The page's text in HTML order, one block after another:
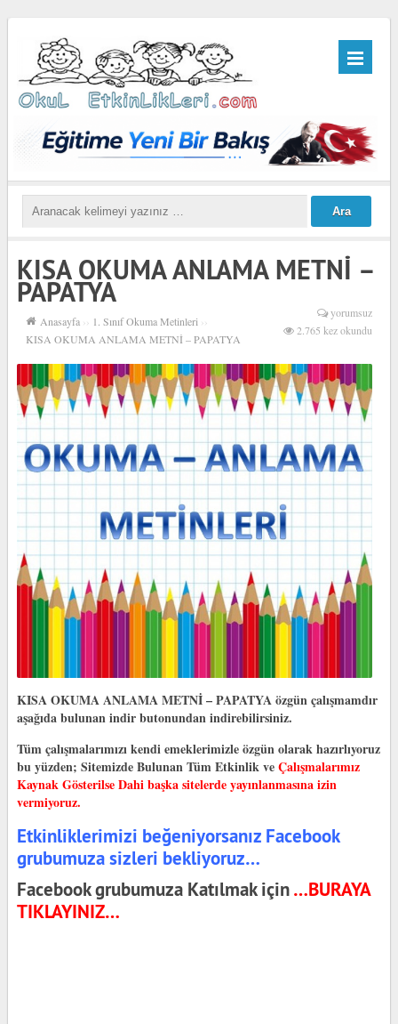
KISA OKUMA ANLAMA METNİ –
PAPATYA
Anasayfa ›› 1. Sınıf Okuma Metinleri ››
KISA OKUMA ANLAMA METNİ – PAPATYA
yorumsuz
2.765 kez okundu
KISA OKUMA ANLAMA METNİ – PAPATYA özgün çalışmamdır
aşağıda bulunan indir butonundan indirebilirsiniz.
Tüm çalışmalarımızı kendi emeklerimizle özgün olarak hazırlıyoruz
bu yüzden; Sitemizde Bulunan Tüm Etkinlik veÇalışmalarımız
Kaynak Gösterilse Dahi başka sitelerde yayınlanmasına izin
vermiyoruz.
Etkinliklerimizi beğeniyorsanız Facebook
grubumuza sizleri bekliyoruz…
Facebook grubumuza Katılmak için…BURAYA
TIKLAYINIZ…